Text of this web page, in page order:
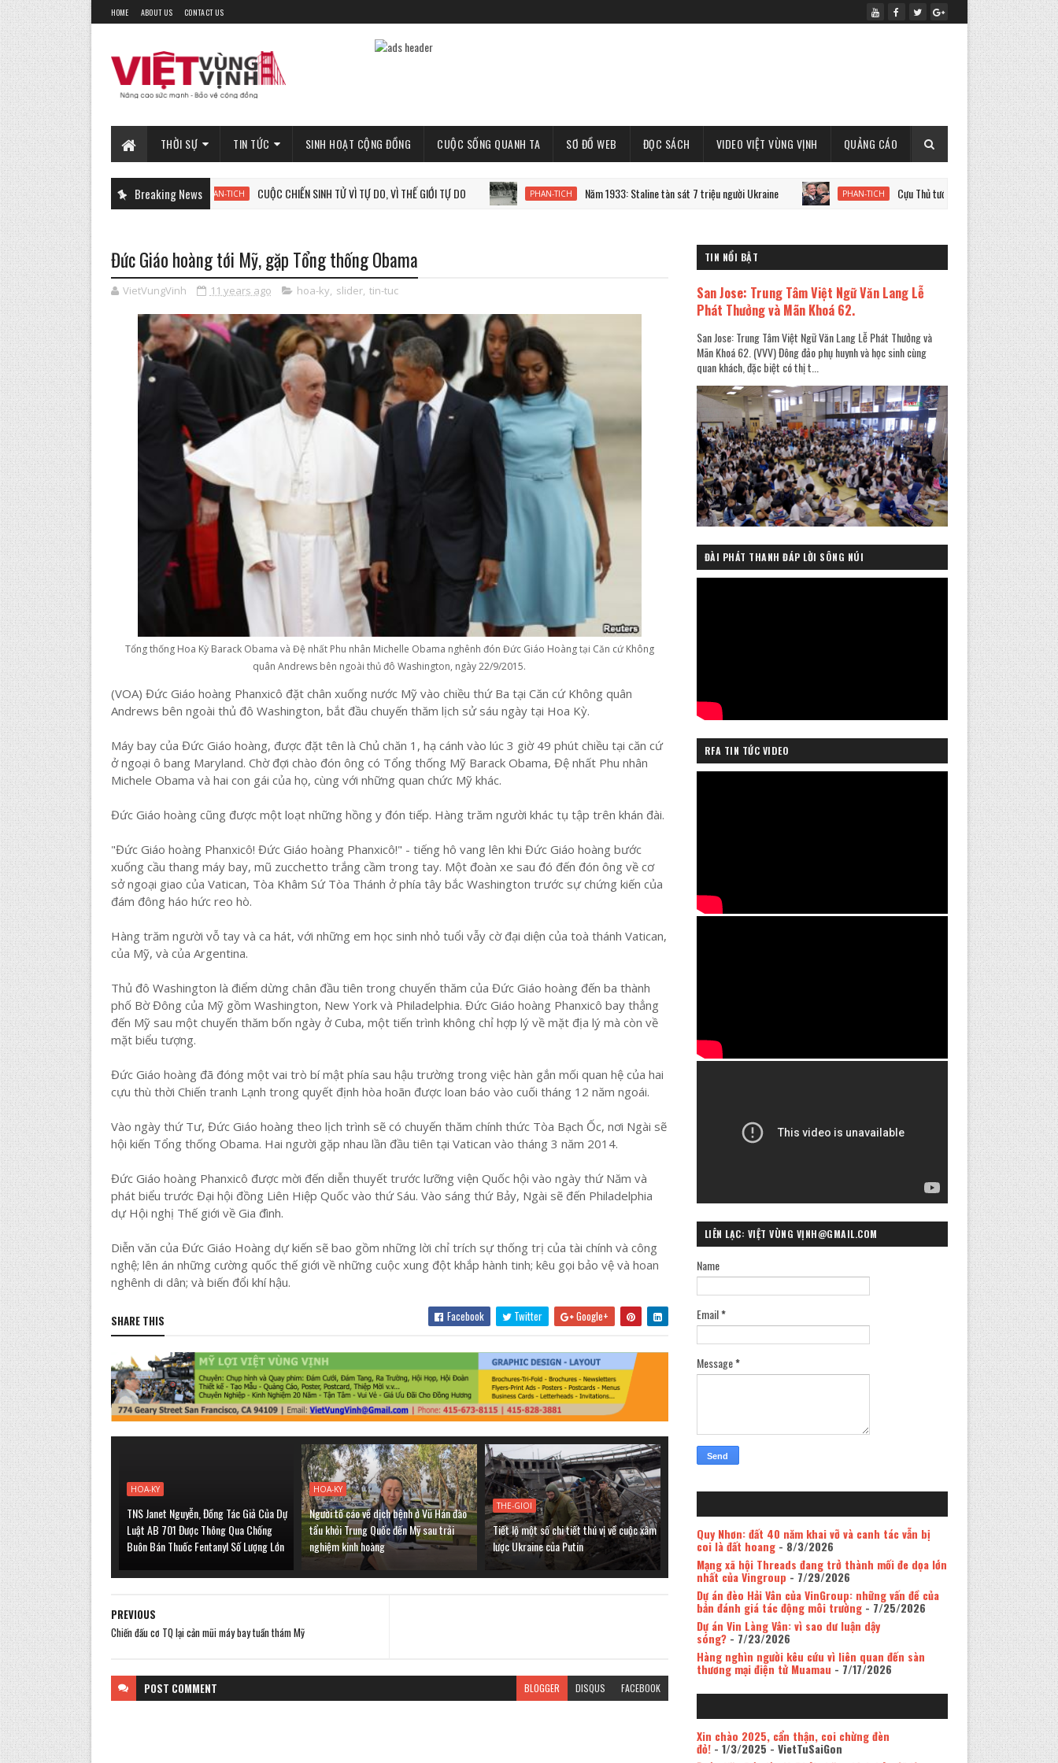
HOME ABOUT US CONTACT US
THỜI SỰ TIN TỨC SINH HOẠT CỘNG ĐỒNG CUỘC SỐNG QUANH TA SƠ ĐỒ WEB ĐỌC SÁCH VIDEO VIỆT VÙNG VỊNH QUẢNG CÁO
Breaking News
PHAN-TICH CUỘC CHIẾN SINH TỬ VÌ TỰ DO, VÌ THẾ GIỚI TỰ DO PHAN-TICH Năm 1933: Staline tàn sát 7 triệu người Ukraine PHAN-TICH Cựu Thủ tướng Đức Schroeder và chiến tranh
Đức Giáo hoàng tới Mỹ, gặp Tổng thống Obama
VietVungVinh 11 years ago hoa-ky, slider, tin-tuc
Tổng thống Hoa Kỳ Barack Obama và Đệ nhất Phu nhân Michelle Obama nghênh đón Đức Giáo Hoàng tại Căn cứ Không
quân Andrews bên ngoài thủ đô Washington, ngày 22/9/2015.
(VOA) Đức Giáo hoàng Phanxicô đặt chân xuống nước Mỹ vào chiều thứ Ba tại Căn cứ Không quân
Andrews bên ngoài thủ đô Washington, bắt đầu chuyến thăm lịch sử sáu ngày tại Hoa Kỳ.
Máy bay của Đức Giáo hoàng, được đặt tên là Chủ chăn 1, hạ cánh vào lúc 3 giờ 49 phút chiều tại căn cứ
ở ngoại ô bang Maryland. Chờ đợi chào đón ông có Tổng thống Mỹ Barack Obama, Đệ nhất Phu nhân
Michele Obama và hai con gái của họ, cùng với những quan chức Mỹ khác.
Đức Giáo hoàng cũng được một loạt những hồng y đón tiếp. Hàng trăm người khác tụ tập trên khán đài.
"Đức Giáo hoàng Phanxicô! Đức Giáo hoàng Phanxicô!" - tiếng hô vang lên khi Đức Giáo hoàng bước
xuống cầu thang máy bay, mũ zucchetto trắng cầm trong tay. Một đoàn xe sau đó đến đón ông về cơ
sở ngoại giao của Vatican, Tòa Khâm Sứ Tòa Thánh ở phía tây bắc Washington trước sự chứng kiến của
đám đông háo hức reo hò.
Hàng trăm người vỗ tay và ca hát, với những em học sinh nhỏ tuổi vẫy cờ đại diện của toà thánh Vatican,
của Mỹ, và của Argentina.
Thủ đô Washington là điểm dừng chân đầu tiên trong chuyến thăm của Đức Giáo hoàng đến ba thành
phố Bờ Đông của Mỹ gồm Washington, New York và Philadelphia. Đức Giáo hoàng Phanxicô bay thẳng
đến Mỹ sau một chuyến thăm bốn ngày ở Cuba, một tiến trình không chỉ hợp lý về mặt địa lý mà còn về
mặt biểu tượng.
Đức Giáo hoàng đã đóng một vai trò bí mật phía sau hậu trường trong việc hàn gắn mối quan hệ của hai
cựu thù thời Chiến tranh Lạnh trong quyết định hòa hoãn được loan báo vào cuối tháng 12 năm ngoái.
Vào ngày thứ Tư, Đức Giáo hoàng theo lịch trình sẽ có chuyến thăm chính thức Tòa Bạch Ốc, nơi Ngài sẽ
hội kiến Tổng thống Obama. Hai người gặp nhau lần đầu tiên tại Vatican vào tháng 3 năm 2014.
Đức Giáo hoàng Phanxicô được mời đến diễn thuyết trước lưỡng viện Quốc hội vào ngày thứ Năm và
phát biểu trước Đại hội đồng Liên Hiệp Quốc vào thứ Sáu. Vào sáng thứ Bảy, Ngài sẽ đến Philadelphia
dự Hội nghị Thế giới về Gia đình.
Diễn văn của Đức Giáo Hoàng dự kiến sẽ bao gồm những lời chỉ trích sự thống trị của tài chính và công
nghệ; lên án những cường quốc thế giới về những cuộc xung đột khắp hành tinh; kêu gọi bảo vệ và hoan
nghênh di dân; và biến đổi khí hậu.
SHARE THIS Facebook Twitter Google+
HOA-KY
TNS Janet Nguyễn, Đồng Tác Giả Của Dự
Luật AB 701 Được Thông Qua Chống
Buôn Bán Thuốc Fentanyl Số Lượng Lớn
HOA-KY
Người tố cáo về dịch bệnh ở Vũ Hán đào
tẩu khỏi Trung Quốc đến Mỹ sau trải
nghiệm kinh hoàng
THE-GIOI
Tiết lộ một số chi tiết thú vị về cuộc xâm
lược Ukraine của Putin
PREVIOUS
Chiến đấu cơ TQ lại cản mũi máy bay tuần thám Mỹ
POST COMMENT BLOGGER DISQUS FACEBOOK
TIN NỔI BẬT
San Jose: Trung Tâm Việt Ngữ Văn Lang Lễ
Phát Thưởng và Mãn Khoá 62.
San Jose: Trung Tâm Việt Ngữ Văn Lang Lễ Phát Thưởng và
Mãn Khoá 62. (VVV) Đông đảo phụ huynh và học sinh cùng
quan khách, đặc biệt có thị t...
ĐÀI PHÁT THANH ĐÁP LỜI SÔNG NÚI
RFA TIN TỨC VIDEO
LIÊN LẠC: VIỆT VÙNG VỊNH@GMAIL.COM
Name
Email*
Message*
Quy Nhơn: đất 40 năm khai vỡ và canh tác vẫn bị
coi là đất hoang- 8/3/2026
Mạng xã hội Threads đang trở thành mối đe dọa lớn
nhất của Vingroup - 7/29/2026
Dự án đèo Hải Vân của VinGroup: những vấn đề của
bản đánh giá tác động môi trường- 7/25/2026
Dự án Vin Làng Vân: vì sao dư luận dậy
sóng?- 7/23/2026
Hàng nghìn người kêu cứu vì liên quan đến sàn
thương mại điện tử Muamau - 7/17/2026
Xin chào 2025, cẩn thận, coi chừng đèn
đỏ!- 1/3/2025 - VietTuSaiGon